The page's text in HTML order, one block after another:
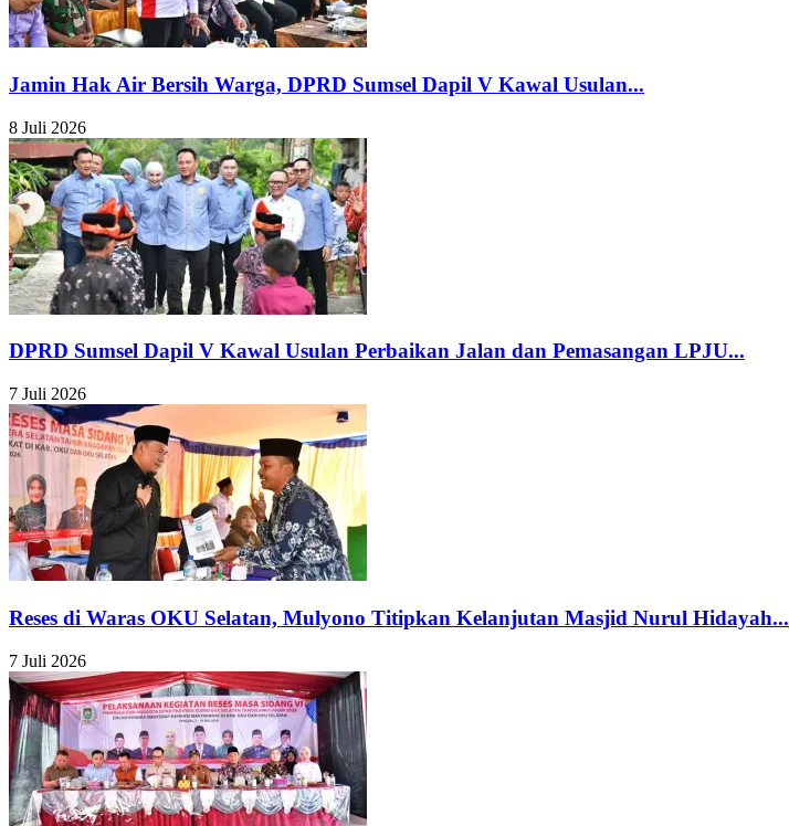
Jamin Hak Air Bersih Warga, DPRD Sumsel Dapil V Kawal Usulan...
8 Juli 2026
DPRD Sumsel Dapil V Kawal Usulan Perbaikan Jalan dan Pemasangan LPJU...
7 Juli 2026
Reses di Waras OKU Selatan, Mulyono Titipkan Kelanjutan Masjid Nurul Hidayah...
7 Juli 2026